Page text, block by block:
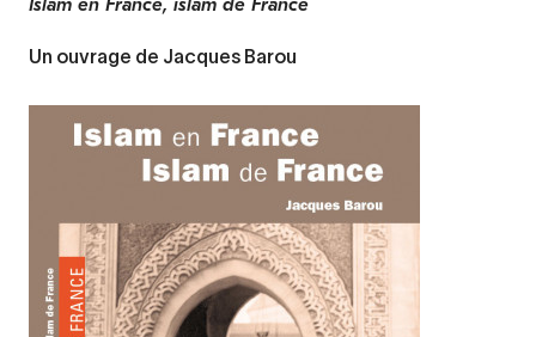
Islam en France, islam de France
Un ouvrage de Jacques Barou